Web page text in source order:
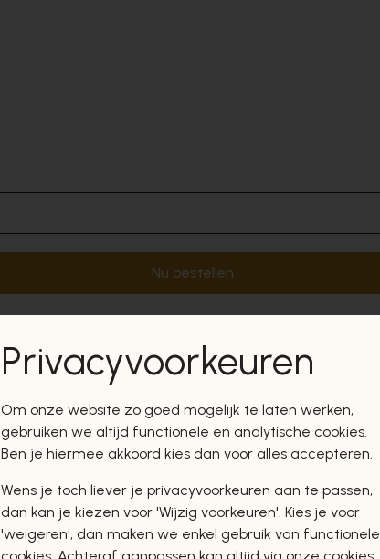
Nu bestellen
Privacyvoorkeuren
Om onze website zo goed mogelijk te laten werken,
gebruiken we altijd functionele en analytische cookies.
Ben je hiermee akkoord kies dan voor alles accepteren.
Wens je toch liever je privacyvoorkeuren aan te passen,
dan kan je kiezen voor 'Wijzig voorkeuren'. Kies je voor
'weigeren', dan maken we enkel gebruik van functionele
cookies. Achteraf aanpassen kan altijd via onze cookies